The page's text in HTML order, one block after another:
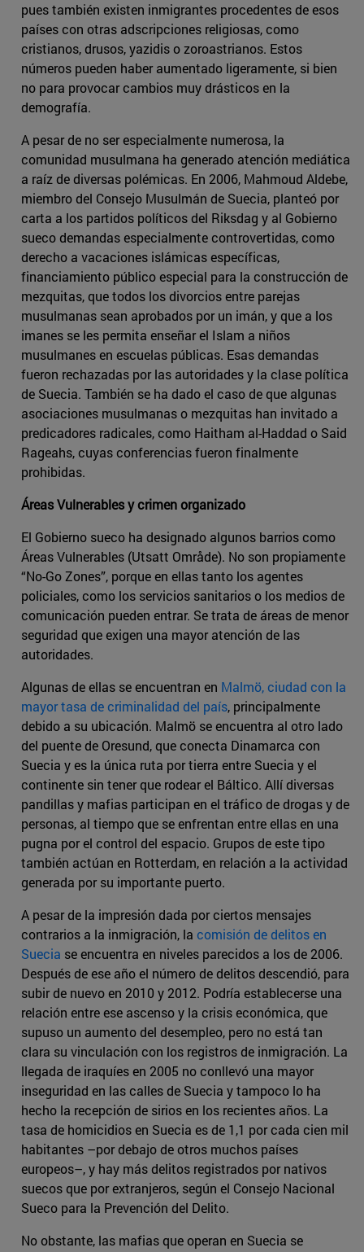
pues también existen inmigrantes procedentes de esos
países con otras adscripciones religiosas, como
cristianos, drusos, yazidis o zoroastrianos. Estos
números pueden haber aumentado ligeramente, si bien
no para provocar cambios muy drásticos en la
demografía.
A pesar de no ser especialmente numerosa, la
comunidad musulmana ha generado atención mediática
a raíz de diversas polémicas. En 2006, Mahmoud Aldebe,
miembro del Consejo Musulmán de Suecia, planteó por
carta a los partidos políticos del Riksdag y al Gobierno
sueco demandas especialmente controvertidas, como
derecho a vacaciones islámicas específicas,
financiamiento público especial para la construcción de
mezquitas, que todos los divorcios entre parejas
musulmanas sean aprobados por un imán, y que a los
imanes se les permita enseñar el Islam a niños
musulmanes en escuelas públicas. Esas demandas
fueron rechazadas por las autoridades y la clase política
de Suecia. También se ha dado el caso de que algunas
asociaciones musulmanas o mezquitas han invitado a
predicadores radicales, como Haitham al-Haddad o Said
Rageahs, cuyas conferencias fueron finalmente
prohibidas.
Áreas Vulnerables y crimen organizado
El Gobierno sueco ha designado algunos barrios como
Áreas Vulnerables (Utsatt Område). No son propiamente
“No-Go Zones”, porque en ellas tanto los agentes
policiales, como los servicios sanitarios o los medios de
comunicación pueden entrar. Se trata de áreas de menor
seguridad que exigen una mayor atención de las
autoridades.
Algunas de ellas se encuentran en Malmö, ciudad con la
mayor tasa de criminalidad del país, principalmente
debido a su ubicación. Malmö se encuentra al otro lado
del puente de Oresund, que conecta Dinamarca con
Suecia y es la única ruta por tierra entre Suecia y el
continente sin tener que rodear el Báltico. Allí diversas
pandillas y mafias participan en el tráfico de drogas y de
personas, al tiempo que se enfrentan entre ellas en una
pugna por el control del espacio. Grupos de este tipo
también actúan en Rotterdam, en relación a la actividad
generada por su importante puerto.
A pesar de la impresión dada por ciertos mensajes
contrarios a la inmigración, la comisión de delitos en
Suecia se encuentra en niveles parecidos a los de 2006.
Después de ese año el número de delitos descendió, para
subir de nuevo en 2010 y 2012. Podría establecerse una
relación entre ese ascenso y la crisis económica, que
supuso un aumento del desempleo, pero no está tan
clara su vinculación con los registros de inmigración. La
llegada de iraquíes en 2005 no conllevó una mayor
inseguridad en las calles de Suecia y tampoco lo ha
hecho la recepción de sirios en los recientes años. La
tasa de homicidios en Suecia es de 1,1 por cada cien mil
habitantes –por debajo de otros muchos países
europeos–, y hay más delitos registrados por nativos
suecos que por extranjeros, según el Consejo Nacional
Sueco para la Prevención del Delito.
No obstante, las mafias que operan en Suecia se